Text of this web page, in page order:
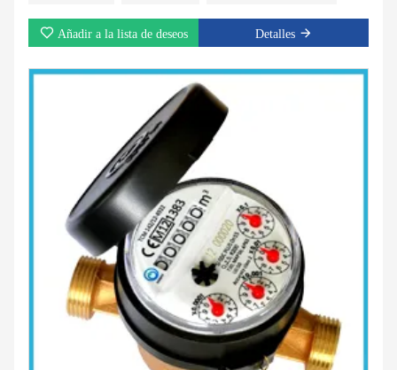
de imán externo; Registro inclinado;
Añadir a la lista de deseos Detalles